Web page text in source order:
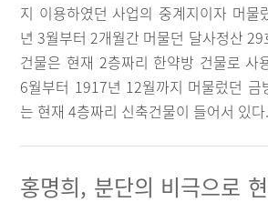
지 이용하였던 사업의 중계지이자 머물
년 3월부터 2개월간 머물던 달사정산
건물은 현재 2층짜리 한약방 건물로 사
6월부터 1917년 12월까지 머물렀던 금
는 현재 4층짜리 신축건물이 들어서 있다.
홍명희, 분단의 비극으로